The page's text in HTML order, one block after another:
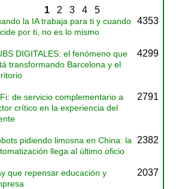
1 2 3 4 5
la IA trabaja para ti y cuando
por ti, no es lo mismo
4353
DIGITALES: el fenómeno que
transformando Barcelona y el
4299
de servicio complementario a
crítico en la experiencia del
2791
pidiendo limosna en China: la
llega al último oficio
2382
que repensar educación y
2037